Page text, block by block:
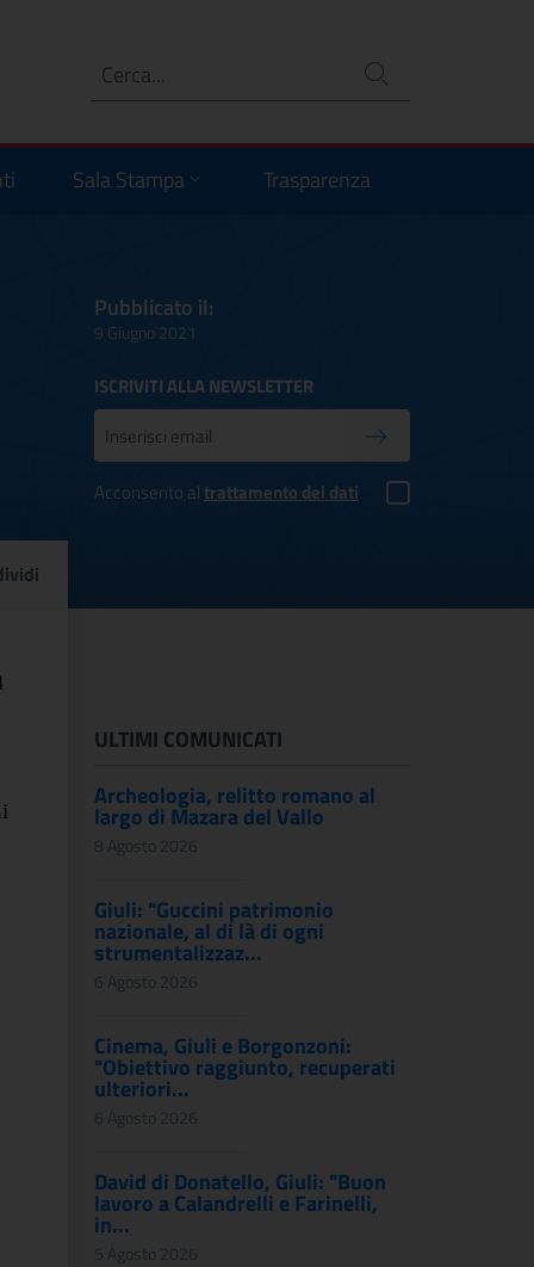
Ricerca
Sala Stampa Trasparenza
Pubblicato il:
9 Giugno 2021
ISCRIVITI ALLA NEWSLETTER
Conferma iscrizione
Acconsento altrattamento dei dati
di
ULTIMI COMUNICATI
Archeologia, relitto romano al
largo di Mazara del Vallo
8 Agosto 2026
Giuli: "Guccini patrimonio
nazionale, al di là di ogni
strumentalizzaz...
6 Agosto 2026
Cinema, Giuli e Borgonzoni:
"Obiettivo raggiunto, recuperati
ulteriori...
6 Agosto 2026
David di Donatello, Giuli: "Buon
lavoro a Calandrelli e Farinelli,
in...
5 Agosto 2026